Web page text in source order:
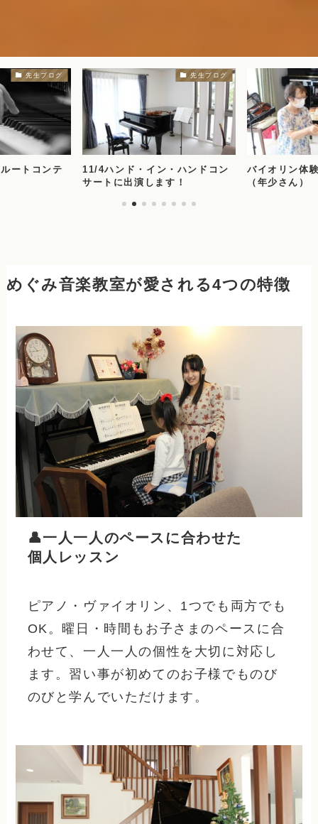
先生ブログ
ートコンテ
先生ブログ
11/4ハンド・イン・ハンドコン
サートに出演します！
バイオリン体
（年少さん）
めぐみ音楽教室が愛される4つの特徴
👤一人一人のペースに合わせた
個人レッスン
ピアノ・ヴァイオリン、1つでも両方でも
OK。曜日・時間もお子さまのペースに合
わせて、一人一人の個性を大切に対応し
ます。習い事が初めてのお子様でものび
のびと学んでいただけます。